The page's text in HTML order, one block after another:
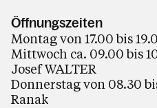
Öffnungszeiten
Montag von 17.00 bis
Mittwoch ca. 09.00 bis
Josef WALTER
Donnerstag von 08.30
Ranak